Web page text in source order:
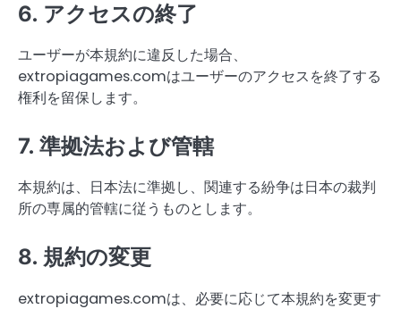
6. アクセスの終了
ユーザーが本規約に違反した場合、
extropiagames.comはユーザーのアクセスを終了する
権利を留保します。
7. 準拠法および管轄
本規約は、日本法に準拠し、関連する紛争は日本の裁判
所の専属的管轄に従うものとします。
8. 規約の変更
extropiagames.comは、必要に応じて本規約を変更す